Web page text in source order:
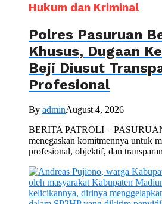
Hukum dan Kriminal
Polres Pasuruan
Khusus, Dugaan
Beji Diusut
Profesional
By adminAugust 4, 2026
BERITA PATROLI –
menegaskan komitmennya untuk
profesional, objektif, dan